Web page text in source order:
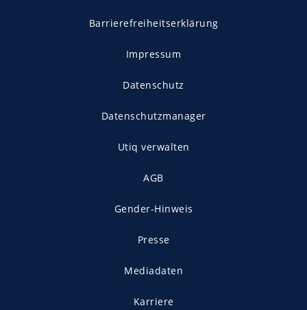
Barrierefreiheitserklärung
Impressum
Datenschutz
Datenschutzmanager
Utiq verwalten
AGB
Gender-Hinweis
Presse
Mediadaten
Karriere